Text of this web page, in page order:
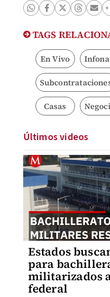
TAGS
En Vivo
Casas
Últimos videos
Estados
para
militarizados
federal